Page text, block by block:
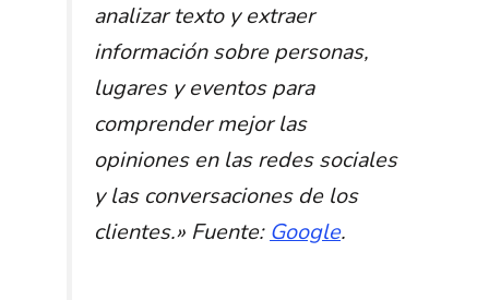
analizar texto y extraer
información sobre personas,
lugares y eventos para
comprender mejor las
opiniones en las redes sociales
y las conversaciones de los
clientes.» Fuente: Google.